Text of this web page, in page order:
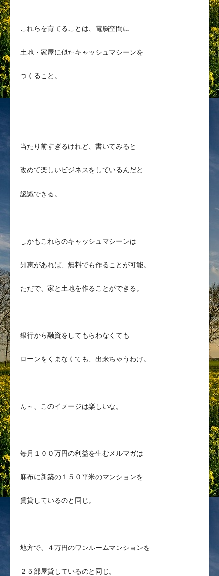
これらを育てることは、電脳空間に
土地・家屋に似たキャッシュマシーンを
つくること。
当たり前すぎるけれど、書いてみると
改めて楽しいビジネスをしているんだと
認識できる。
しかもこれらのキャッシュマシーンは
知恵があれば、無料でも作ることが可能。
ただで、家と土地を作ることができる。
銀行から融資をしてもらわなくても
ローンをくまなくても、出来ちゃうわけ。
ん～、このイメージは楽しいな。
毎月１００万円の利益を生むメルマガは
麻布に新築の１５０平米のマンションを
賃貸しているのと同じ。
地方で、４万円のワンルームマンションを
２５部屋貸しているのと同じ。